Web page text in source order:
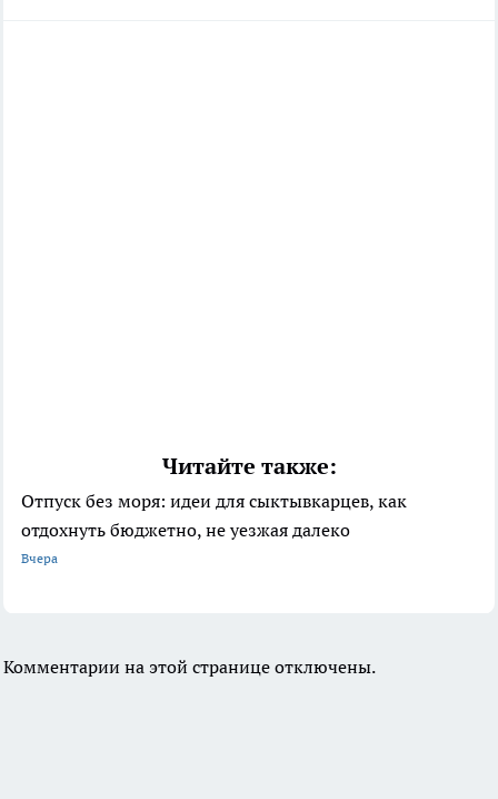
Читайте также:
Отпуск без моря: идеи для сыктывкарцев, как
отдохнуть бюджетно, не уезжая далеко
Вчера
Комментарии на этой странице отключены.